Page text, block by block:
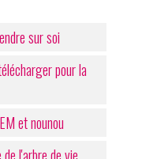
sur soi
pour la
et nounou
l'arbre de vie